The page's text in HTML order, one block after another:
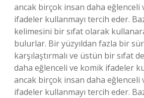
ancak birçok insan daha eğlenceli
ifadeler kullanmayı tercih eder.
kelimesini bir sıfat olarak
bulurlar. Bir yüzyıldan fazla bir
karşılaştırmalı ve üstün bir sıfat
daha eğlenceli ve komik ifadeler
ancak birçok insan daha eğlenceli
ifadeler kullanmayı tercih eder.